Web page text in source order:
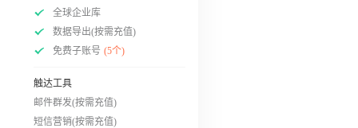
全球企业库
数据导出(按需充值)
免费子账号 (5个)
触达工具
邮件群发(按需充值)
短信营销(按需充值)